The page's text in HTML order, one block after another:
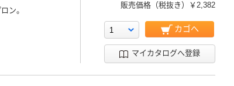
ン。
販売価格（税抜き） ￥2,382
カゴへ
マイカタログへ登録